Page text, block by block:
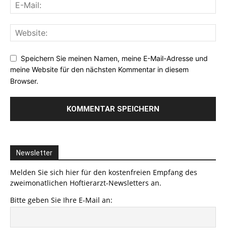
Speichern Sie meinen Namen, meine E-Mail-Adresse und
meine Website für den nächsten Kommentar in diesem
Browser.
Newsletter
Melden Sie sich hier für den kostenfreien Empfang des
zweimonatlichen Hoftierarzt-Newsletters an.
Bitte geben Sie Ihre E-Mail an: